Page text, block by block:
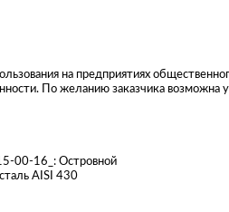
на предприятиях
По желанию заказчика возможна
00-16_: Островной
AISI 430